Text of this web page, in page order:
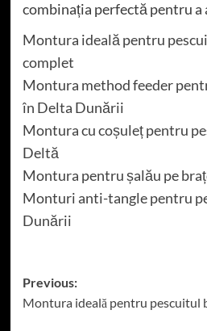
combinația perfectă pentru a
Montura ideală pentru
complet
Montura method feeder
în Delta Dunării
Montura cu coșuleț pentru
Deltă
Montura pentru șalău pe
Monturi anti-tangle pentru
Dunării
Post
navigation
Previous:
Montura ideală pentru pescuitul